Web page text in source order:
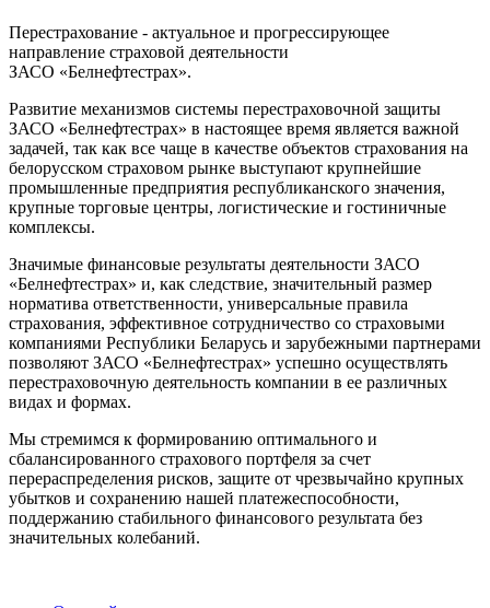
Перестрахование - актуальное и прогрессирующее
направление страховой деятельности
ЗАСО «Белнефтестрах».
Развитие механизмов системы перестраховочной защиты
ЗАСО «Белнефтестрах» в настоящее время является важной
задачей, так как все чаще в качестве объектов страхования на
белорусском страховом рынке выступают крупнейшие
промышленные предприятия республиканского значения,
крупные торговые центры, логистические и гостиничные
комплексы.
Значимые финансовые результаты деятельности ЗАСО
«Белнефтестрах» и, как следствие, значительный размер
норматива ответственности, универсальные правила
страхования, эффективное сотрудничество со страховыми
компаниями Республики Беларусь и зарубежными партнерами
позволяют ЗАСО «Белнефтестрах» успешно осуществлять
перестраховочную деятельность компании в ее различных
видах и формах.
Мы стремимся к формированию оптимального и
сбалансированного страхового портфеля за счет
перераспределения рисков, защите от чрезвычайно крупных
убытков и сохранению нашей платежеспособности,
поддержанию стабильного финансового результата без
значительных колебаний.